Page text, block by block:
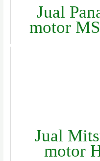
Jual
motor
Jual
motor